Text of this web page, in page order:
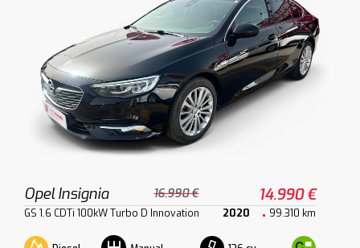
Opel Insignia 16.990 € 14.990 €
GS 1.6 CDTi 100kW Turbo D Innovation 2020 99.310 km